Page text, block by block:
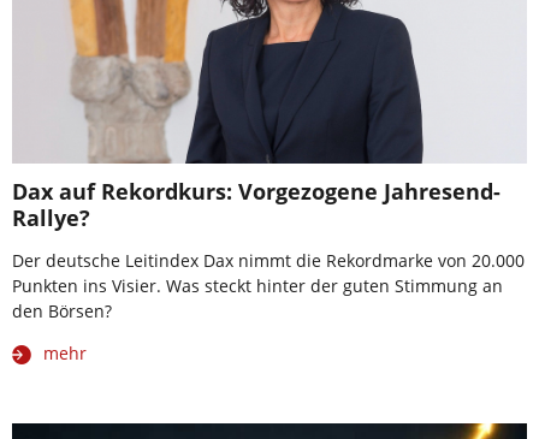
Dax auf Rekordkurs: Vorgezogene Jahresend-
Rallye?
Der deutsche Leitindex Dax nimmt die Rekordmarke von 20.000
Punkten ins Visier. Was steckt hinter der guten Stimmung an
den Börsen?
mehr